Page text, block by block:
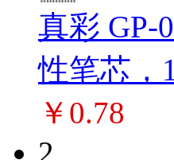
真彩 GP-
性笔芯，
￥0.78
2